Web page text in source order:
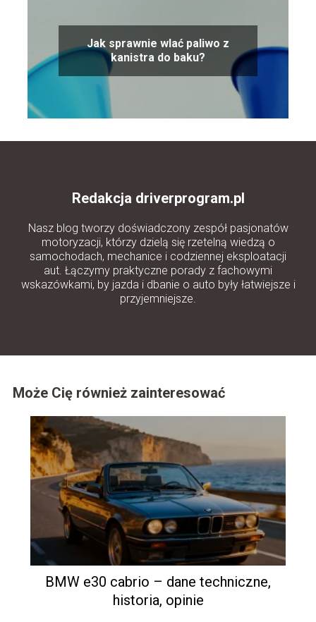
Jak sprawnie wlać paliwo z
kanistra do baku?
Redakcja driverprogram.pl
Nasz blog tworzy doświadczony zespół pasjonatów
motoryzacji, którzy dzielą się rzetelną wiedzą o
samochodach, mechanice i codziennej eksploatacji
aut. Łączymy praktyczne porady z fachowymi
wskazówkami, by jazda i dbanie o auto były łatwiejsze i
przyjemniejsze.
Może Cię również zainteresować
BMW e30 cabrio – dane techniczne,
historia, opinie